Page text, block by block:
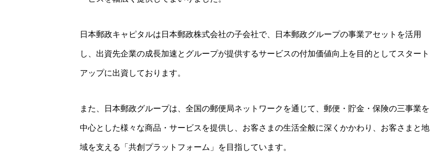
日本郵政キャピタルは日本郵政株式会社の子会社で、日本郵政グループの事業アセットを活用
し、出資先企業の成長加速とグループが提供するサービスの付加価値向上を目的としてスタート
アップに出資しております。
また、日本郵政グループは、全国の郵便局ネットワークを通じて、郵便・貯金・保険の三事業を
中心とした様々な商品・サービスを提供し、お客さまの生活全般に深くかかわり、お客さまと地
域を支える「共創プラットフォーム」を目指しています。